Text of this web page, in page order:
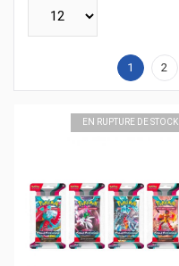
1 2
EN RUPTURE DE STOCK